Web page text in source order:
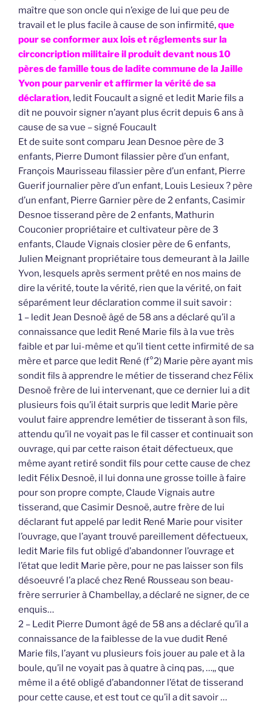
maître que son oncle qui n’exige de lui que peu de
travail et le plus facile à cause de son infirmité,que
pour se conformer aux lois et réglements sur la
circoncription militaire il produit devant nous 10
pères de famille tous de ladite commune de la Jaille
Yvon pour parvenir et affirmer la vérité de sa
déclaration, ledit Foucault a signé et ledit Marie fils a
dit ne pouvoir signer n’ayant plus écrit depuis 6 ans à
cause de sa vue – signé Foucault
Et de suite sont comparu Jean Desnoe père de 3
enfants, Pierre Dumont filassier père d’un enfant,
François Maurisseau filassier père d’un enfant, Pierre
Guerif journalier père d’un enfant, Louis Lesieux ? père
d’un enfant, Pierre Garnier père de 2 enfants, Casimir
Desnoe tisserand père de 2 enfants, Mathurin
Couconier propriétaire et cultivateur père de 3
enfants, Claude Vignais closier père de 6 enfants,
Julien Meignant propriétaire tous demeurant à la Jaille
Yvon, lesquels après serment prêté en nos mains de
dire la vérité, toute la vérité, rien que la vérité, on fait
séparément leur déclaration comme il suit savoir :
1 – ledit Jean Desnoë âgé de 58 ans a déclaré qu’il a
connaissance que ledit René Marie fils à la vue très
faible et par lui-même et qu’il tient cette infirmité de sa
mère et parce que ledit René (f°2) Marie père ayant mis
sondit fils à apprendre le métier de tisserand chez Félix
Desnoë frère de lui intervenant, que ce dernier lui a dit
plusieurs fois qu’il était surpris que ledit Marie père
voulut faire apprendre lemétier de tisserant à son fils,
attendu qu’il ne voyait pas le fil casser et continuait son
ouvrage, qui par cette raison était défectueux, que
même ayant retiré sondit fils pour cette cause de chez
ledit Félix Desnoë, il lui donna une grosse toille à faire
pour son propre compte, Claude Vignais autre
tisserand, que Casimir Desnoë, autre frère de lui
déclarant fut appelé par ledit René Marie pour visiter
l’ouvrage, que l’ayant trouvé pareillement défectueux,
ledit Marie fils fut obligé d’abandonner l’ouvrage et
l’état que ledit Marie père, pour ne pas laisser son fils
désoeuvré l’a placé chez René Rousseau son beau-
frère serrurier à Chambellay, a déclaré ne signer, de ce
enquis…
2 – Ledit Pierre Dumont âgé de 58 ans a déclaré qu’il a
connaissance de la faiblesse de la vue dudit René
Marie fils, l’ayant vu plusieurs fois jouer au pale et à la
boule, qu’il ne voyait pas à quatre à cinq pas, …,, que
même il a été obligé d’abandonner l’état de tisserand
pour cette cause, et est tout ce qu’il a dit savoir …